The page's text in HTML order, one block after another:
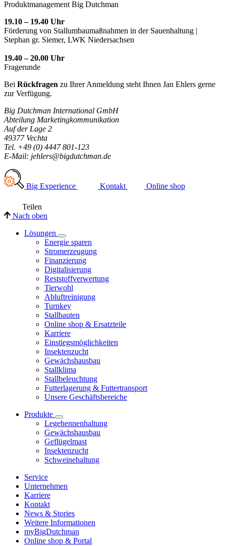
Produktmanagement Big Dutchman
19.10 – 19.40 Uhr
Förderung von Stallumbaumaßnahmen in der Sauenhaltung |
Stephan gr. Siemer, LWK Niedersachsen
19.40 – 20.00 Uhr
Fragerunde
Bei Rückfragen zu Ihrer Anmeldung steht Ihnen Jan Ehlers gerne
zur Verfügung.
Big Dutchman International GmbH
Abteilung Marketingkommunikation
Auf der Lage 2
49377 Vechta
Tel. +49 (0) 4447 801-123
E-Mail: jehlers@bigdutchman.de
Big Experience Kontakt Online shop
Teilen
Nach oben
Lösungen
Energie sparen
Stromerzeugung
Finanzierung
Digitalisierung
Reststoffverwertung
Tierwohl
Abluftreinigung
Turnkey
Stallbauten
Online shop & Ersatzteile
Karriere
Einstiegsmöglichkeiten
Insektenzucht
Gewächshausbau
Stallklima
Stallbeleuchtung
Futterlagerung & Futtertransport
Unsere Geschäftsbereiche
Produkte
Legehennenhaltung
Gewächshausbau
Geflügelmast
Insektenzucht
Schweinehaltung
Service
Unternehmen
Karriere
Kontakt
News & Stories
Weitere Informationen
myBigDutchman
Online shop & Portal